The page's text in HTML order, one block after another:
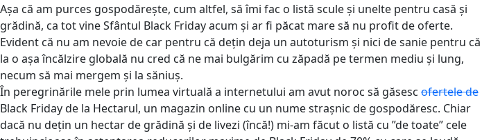
Așa că am purces gospodărește, cum altfel, să îmi fac o listă scule și unelte pentru casă și
grădină, ca tot vine Sfântul Black Friday acum și ar fi păcat mare să nu profit de oferte.
Evident că nu am nevoie de car pentru că dețin deja un autoturism și nici de sanie pentru că
la o așa încălzire globală nu cred că ne mai bulgărim cu zăpadă pe termen mediu și lung,
necum să mai mergem și la săniuș.
În peregrinările mele prin lumea virtuală a internetului am avut noroc să găsesc ofertele de
Black Friday de la Hectarul, un magazin online cu un nume strașnic de gospodăresc. Chiar
dacă nu dețin un hectar de grădină și de livezi (încă!) mi-am făcut o listă cu ”de toate” cele